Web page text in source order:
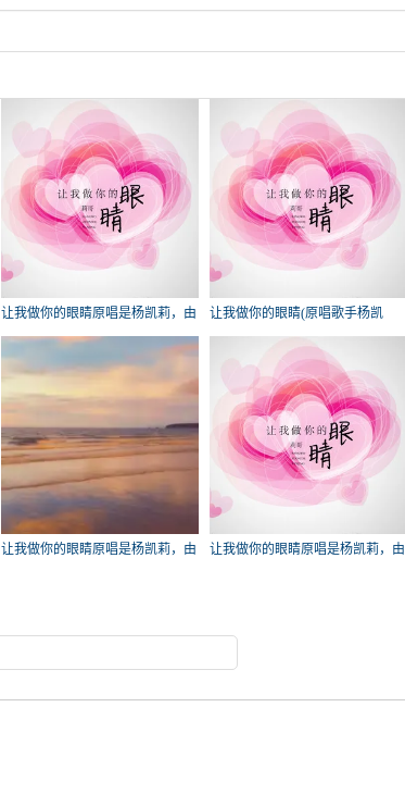
让我做你的眼睛原唱是杨凯莉，由
歪哥翻唱(试听次数:93)
让我做你的眼睛(原唱歌手杨凯
莉)，꧁꫞꯭执恋꫞꧂在线演
唱3180分
让我做你的眼睛原唱是杨凯莉，由
让我做你的眼睛原唱是杨凯莉，由